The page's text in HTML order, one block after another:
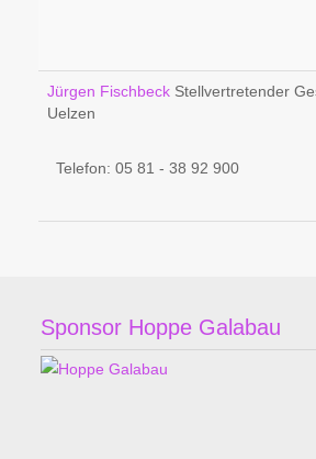
Jürgen Fischbeck Stellvertretender
Uelzen
Telefon: 05 81 - 38 92 900
Sponsor Hoppe Galabau